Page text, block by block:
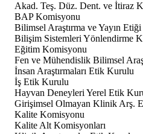
Akad. Teş. Düz. Dent. ve İtiraz
BAP Komisyonu
Bilimsel Araştırma ve Yayın
Bilişim Sistemleri Yönlendirme
Eğitim Komisyonu
Fen ve Mühendislik Bilimsel
İnsan Araştırmaları Etik Kurulu
İş Etik Kurulu
Hayvan Deneyleri Yerel Etik
Girişimsel Olmayan Klinik Arş.
Kalite Komisyonu
Kalite Alt Komisyonları